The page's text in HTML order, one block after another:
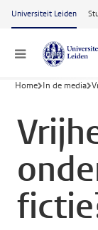
Ga naar
Universiteit Leiden
Menu
Home In de media